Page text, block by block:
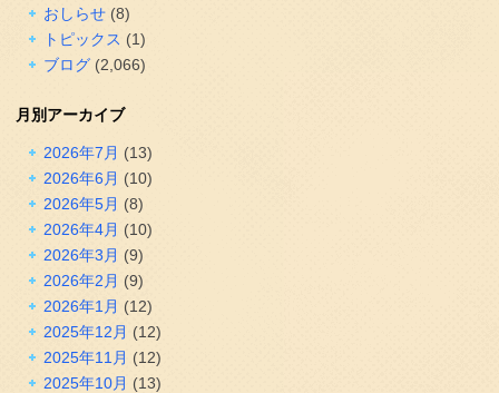
おしらせ(8)
トピックス (1)
ブログ(2,066)
月別アーカイブ
2026年7月 (13)
2026年6月 (10)
2026年5月 (8)
2026年4月 (10)
2026年3月 (9)
2026年2月 (9)
2026年1月 (12)
2025年12月 (12)
2025年11月 (12)
2025年10月 (13)